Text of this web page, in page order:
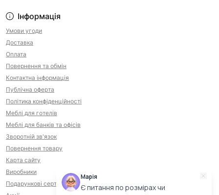
Інформація
Умови угоди
Доставка
Оплата
Повернення та обмін
Контактна інформація
Публічна оферта
Політика конфіденційності
Меблі для готелів
Меблі для банків та офісів
Зворотній зв'язок
Повернення товару
Карта сайту
Виробники
Подарункові сертифікати
Марія
Є питання по розмірах чи